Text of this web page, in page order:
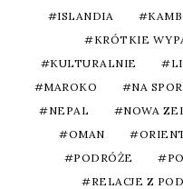
ISLANDIA
KRÓTKIE
KULTURALNIE
MAROKO
NA
NEPAL
NOWA
OMAN
PODRÓŻE
RELACJE Z